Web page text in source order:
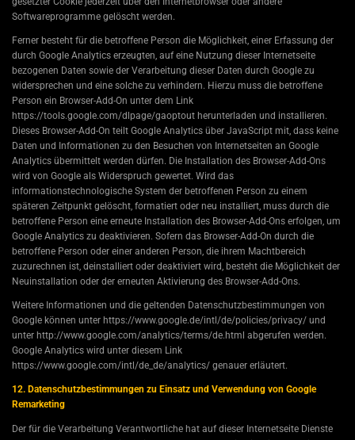
Softwareprogramme gelöscht werden.
Ferner besteht für die betroffene Person die Möglichkeit, einer Erfassung der
durch Google Analytics erzeugten, auf eine Nutzung dieser Internetseite
bezogenen Daten sowie der Verarbeitung dieser Daten durch Google zu
widersprechen und eine solche zu verhindern. Hierzu muss die betroffene
Person ein Browser-Add-On unter dem Link
https://tools.google.com/dlpage/gaoptout herunterladen und installieren.
Dieses Browser-Add-On teilt Google Analytics über JavaScript mit, dass keine
Daten und Informationen zu den Besuchen von Internetseiten an Google
Analytics übermittelt werden dürfen. Die Installation des Browser-Add-Ons
wird von Google als Widerspruch gewertet. Wird das
informationstechnologische System der betroffenen Person zu einem
späteren Zeitpunkt gelöscht, formatiert oder neu installiert, muss durch die
betroffene Person eine erneute Installation des Browser-Add-Ons erfolgen, um
Google Analytics zu deaktivieren. Sofern das Browser-Add-On durch die
betroffene Person oder einer anderen Person, die ihrem Machtbereich
zuzurechnen ist, deinstalliert oder deaktiviert wird, besteht die Möglichkeit der
Neuinstallation oder der erneuten Aktivierung des Browser-Add-Ons.
Weitere Informationen und die geltenden Datenschutzbestimmungen von
Google können unter https://www.google.de/intl/de/policies/privacy/ und
unter http://www.google.com/analytics/terms/de.html abgerufen werden.
Google Analytics wird unter diesem Link
https://www.google.com/intl/de_de/analytics/ genauer erläutert.
12. Datenschutzbestimmungen zu Einsatz und Verwendung von Google
Remarketing
Der für die Verarbeitung Verantwortliche hat auf dieser Internetseite Dienste